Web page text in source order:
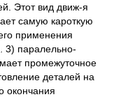
Этот вид движ-я
самую кароткую
применения
3) паралельно-
промежуточное
деталей на
окончания